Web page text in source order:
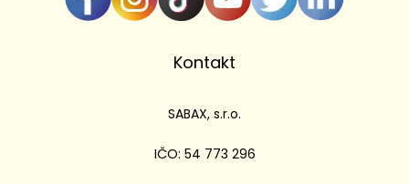
Kontakt
SABAX, s.r.o.
IČO: 54 773 296